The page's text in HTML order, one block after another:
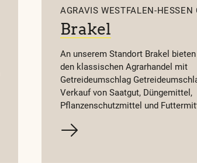
AGRAVIS WESTFALEN-HESSEN
Brakel
An unserem Standort Brakel
den klassischen Agrarhandel mit
Getreideumschlag
Verkauf von Saatgut, Düngemittel,
Pflanzenschutzmittel und